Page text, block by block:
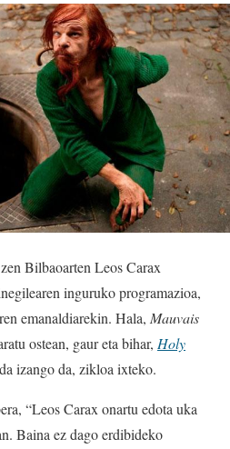
Bilbaoarten Leos Carax
inguruko programazioa,
emanaldiarekin. Hala, Mauvais
ostean, gaur eta bihar, Holy
izango da, zikloa ixteko.
“Leos Carax onartu edota uka
Baina ez dago erdibideko